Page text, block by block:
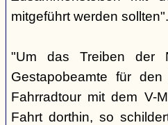
mitgeführt werden sollten".
"Um das Treiben der
Gestapobeamte für
Fahrradtour mit dem V-
Fahrt dorthin, so